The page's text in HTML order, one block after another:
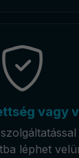
vagy
léphet